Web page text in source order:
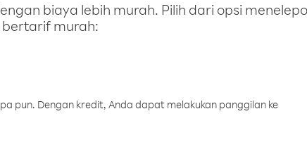
biaya lebih murah. Pilih dari opsi
murah:
pun. Dengan kredit, Anda dapat melakukan panggilan ke